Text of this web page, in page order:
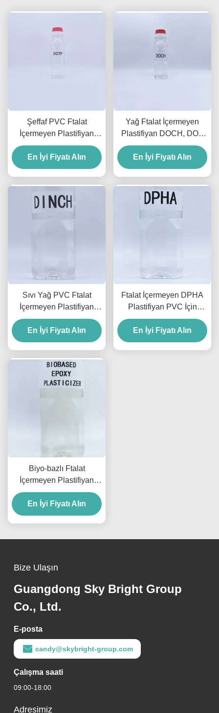
Şeffaf PVC Ftalat
İçermeyen Plastifiyan
DOTP Plastifiyan Eldiven
ve Kablo İçin
En İyi Fiyatı Alın
Yağ Ftalat İçermeyen
Plastifiyan DOCH, DOP
İle Aynı Plastifiyan
Verimliliğine Sahiptir
En İyi Fiyatı Alın
Sıvı Yağ PVC Ftalat
İçermeyen Plastifiyan
DINCH Plastifiyan %99.5
İçerik
En İyi Fiyatı Alın
Ftalat İçermeyen DPHA
Plastifiyan PVC İçin
Ftalat İçermeyen
Plastifiyanlar Düşük
Sıcaklık
En İyi Fiyatı Alın
Biyo-bazlı Ftalat
İçermeyen Plastifiyan
Epoksi Plastifiyan ESBO
İçin 0.988g/Cm3
En İyi Fiyatı Alın
Bize Ulaşın
Guangdong Sky Bright Group
Co., Ltd.
E-posta
candy@skybright-group.com
Çalışma saati
09:00-18:00
Adresimiz